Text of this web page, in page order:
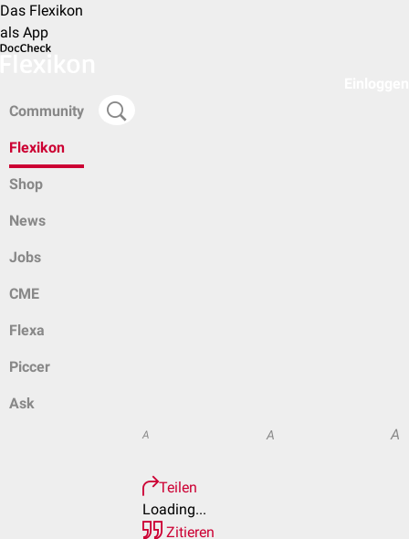
Das Flexikon
als App
Community
Flexikon
Shop
News
Jobs
CME
Flexa
Piccer
Ask
A A A
Teilen
Loading...
Zitieren